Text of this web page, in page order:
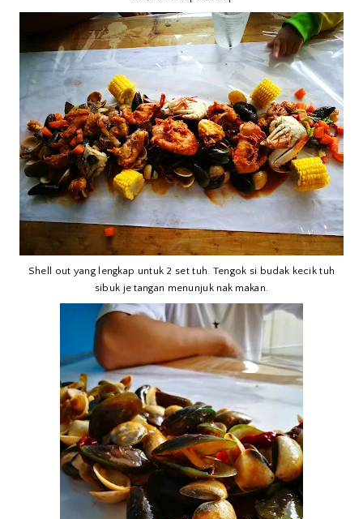
Shell out yang lengkap untuk 2 set tuh. Tengok si budak kecik tuh
sibuk je tangan menunjuk nak makan.